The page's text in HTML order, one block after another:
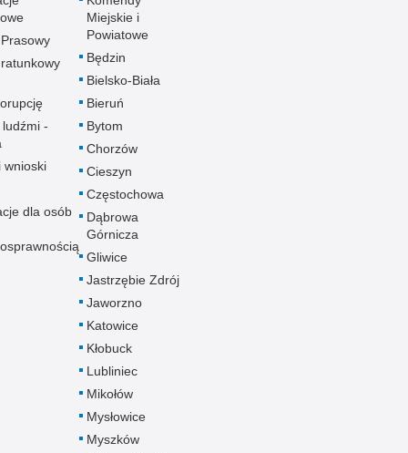
-
wnioski
dla osób
Miejskie i
Powiatowe
Będzin
Bielsko-Biała
Bieruń
Bytom
Chorzów
Cieszyn
Częstochowa
Dąbrowa
Górnicza
Gliwice
Jastrzębie Zdrój
Jaworzno
Katowice
Kłobuck
Lubliniec
Mikołów
Mysłowice
Myszków